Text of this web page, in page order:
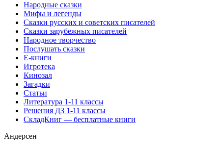
Народные сказки
Мифы и легенды
Сказки русских и советских писателей
Сказки зарубежных писателей
Народное творчество
Послушать сказки
Е-книги
Игротека
Кинозал
Загадки
Статьи
Литература 1-11 классы
Решения ДЗ 1-11 классы
СкладКниг — бесплатные книги
Андерсен